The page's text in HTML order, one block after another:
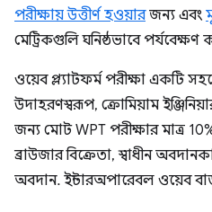
পরীক্ষায় উত্তীর্ণ হওয়ারজন্য এবং
মেট্রিকগুলি ঘনিষ্ঠভাবে পর্যবেক্ষণ
ওয়েব প্ল্যাটফর্ম পরীক্ষা একটি
উদাহরণস্বরূপ, ক্রোমিয়াম
জন্য মোট WPT পরীক্ষার মাত্র
ব্রাউজার বিক্রেতা, স্বাধীন
অবদান. ইন্টারঅপারেবল ওয়েব